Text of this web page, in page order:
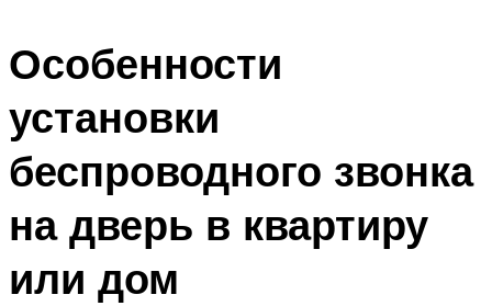
Особенности
установки
беспроводного звонка
на дверь в квартиру
или дом